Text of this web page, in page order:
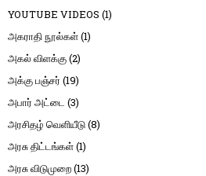
YOUTUBE VIDEOS (1)
அகராதி நூல்கள்(1)
அகல் விளக்கு(2)
அக்கு பஞ்சர் (19)
அபார் அட்டை (3)
அரசிதழ் வெளியீடு(8)
அரசு திட்டங்கள்(1)
அரசு விடுமுறை(13)